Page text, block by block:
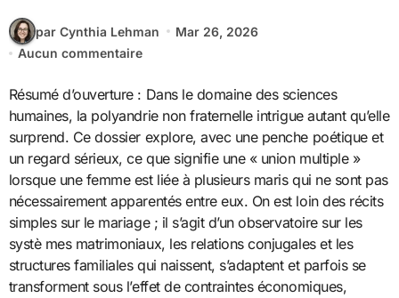
par Cynthia Lehman
Mar 26, 2026
Aucun commentaire
Résumé d’ouverture : Dans le domaine des sciences
humaines, la polyandrie non fraternelle intrigue autant qu’elle
surprend. Ce dossier explore, avec une penche poétique et
un regard sérieux, ce que signifie une « union multiple »
lorsque une femme est liée à plusieurs maris qui ne sont pas
nécessairement apparentés entre eux. On est loin des récits
simples sur le mariage ; il s’agit d’un observatoire sur les
systè mes matrimoniaux, les relations conjugales et les
structures familiales qui naissent, s’adaptent et parfois se
transforment sous l’effet de contraintes économiques,